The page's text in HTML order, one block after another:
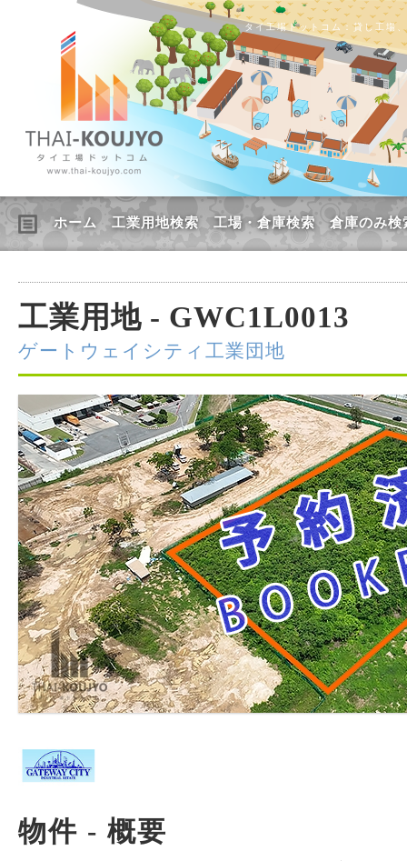
タイ工場ドットコム：貸し工場
ホーム 工業用地検索 工場・倉庫検索 倉庫のみ検
工業用地 - GWC1L0013
ゲートウェイシティ工業団地
物件 - 概要